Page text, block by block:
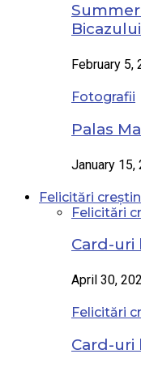
Summer
Bicazului
February 5,
Fotografii
Palas
January 15,
Felicitări
Felicitări
Card-uri
April 30,
Felicitări
Card-uri